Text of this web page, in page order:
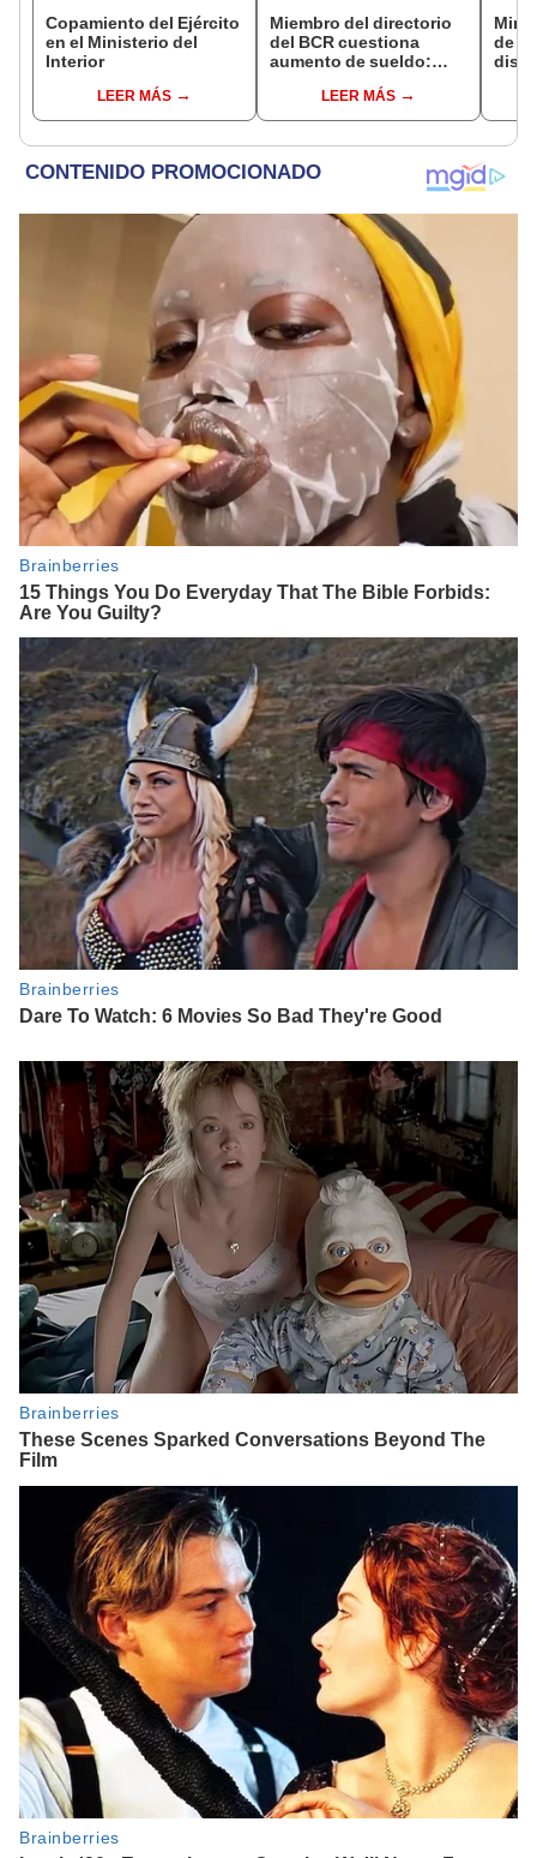
Copamiento del Ejército
en el Ministerio del
Interior
LEER MÁS
Miembro del directorio
del BCR cuestiona
aumento de sueldo:
planteado"LEER MÁS
de